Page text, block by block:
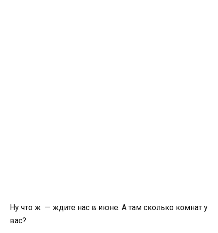
Ну что ж — ждите нас в июне. А там сколько комнат у
вас?